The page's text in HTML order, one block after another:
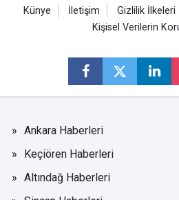
Künye İletişim Gizlilik İlkeleri
Kişisel Verilerin
Ankara Haberleri
Keçiören Haberleri
Altındağ Haberleri